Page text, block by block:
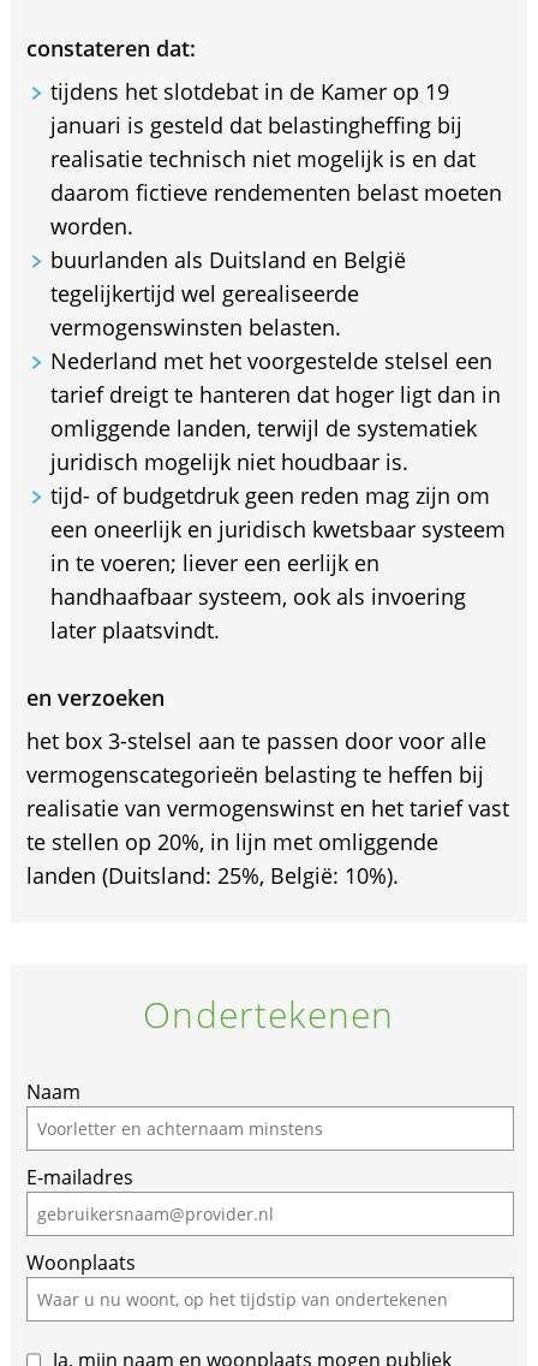
constateren dat:
tijdens het slotdebat in de Kamer op 19
januari is gesteld dat belastingheffing bij
realisatie technisch niet mogelijk is en dat
daarom fictieve rendementen belast moeten
worden.
buurlanden als Duitsland en België
tegelijkertijd wel gerealiseerde
vermogenswinsten belasten.
Nederland met het voorgestelde stelsel een
tarief dreigt te hanteren dat hoger ligt dan in
omliggende landen, terwijl de systematiek
juridisch mogelijk niet houdbaar is.
tijd- of budgetdruk geen reden mag zijn om
een oneerlijk en juridisch kwetsbaar systeem
in te voeren; liever een eerlijk en
handhaafbaar systeem, ook als invoering
later plaatsvindt.
en verzoeken
het box 3-stelsel aan te passen door voor alle
vermogenscategorieën belasting te heffen bij
realisatie van vermogenswinst en het tarief vast
te stellen op 20%, in lijn met omliggende
landen (Duitsland: 25%, België: 10%).
Ondertekenen
Naam
E-mailadres
Woonplaats
Ja, mijn naam en woonplaats mogen publiek